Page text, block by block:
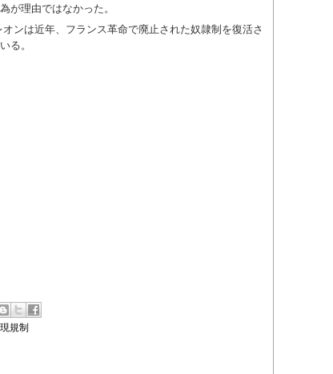
が理由ではなかった。
オンは近年、フランス革命で廃止された奴隷制を復活さ
る。
規制